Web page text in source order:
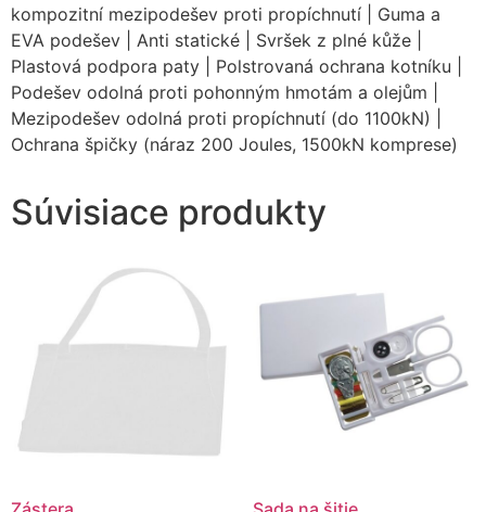
kompozitní mezipodešev proti propíchnutí | Guma a
EVA podešev | Anti statické | Svršek z plné kůže |
Plastová podpora paty | Polstrovaná ochrana kotníku |
Podešev odolná proti pohonným hmotám a olejům |
Mezipodešev odolná proti propíchnutí (do 1100kN) |
Ochrana špičky (náraz 200 Joules, 1500kN komprese)
Súvisiace produkty